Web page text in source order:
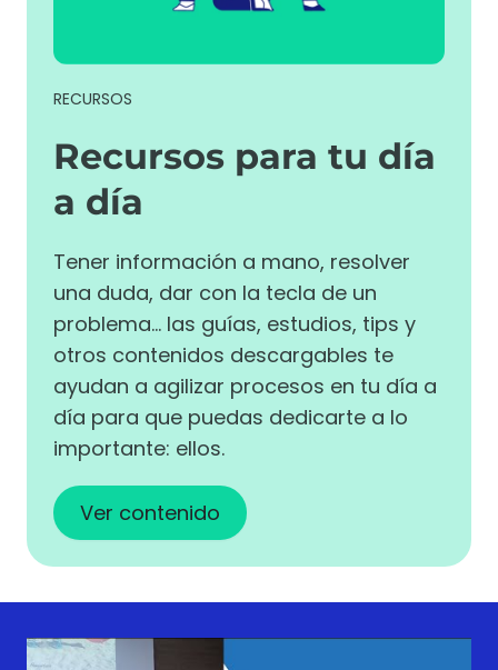
RECURSOS
Recursos para tu día
a día
Tener información a mano, resolver
una duda, dar con la tecla de un
problema… las guías, estudios, tips y
otros contenidos descargables te
ayudan a agilizar procesos en tu día a
día para que puedas dedicarte a lo
importante: ellos.
Ver contenido